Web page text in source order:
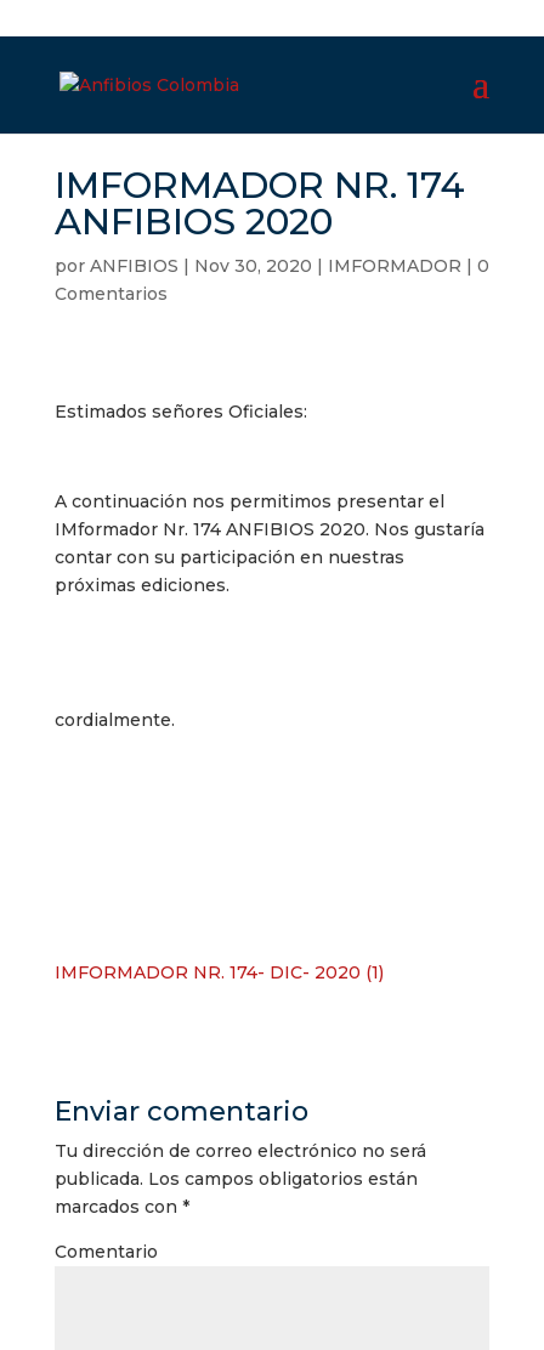
IMFORMADOR NR. 174
ANFIBIOS 2020
por ANFIBIOS | Nov 30, 2020 | IMFORMADOR | 0
Comentarios
Estimados señores Oficiales:
A continuación nos permitimos presentar el
IMformador Nr. 174 ANFIBIOS 2020. Nos gustaría
contar con su participación en nuestras
próximas ediciones.
cordialmente.
IMFORMADOR NR. 174- DIC- 2020 (1)
Enviar comentario
Tu dirección de correo electrónico no será
publicada. Los campos obligatorios están
marcados con *
Comentario